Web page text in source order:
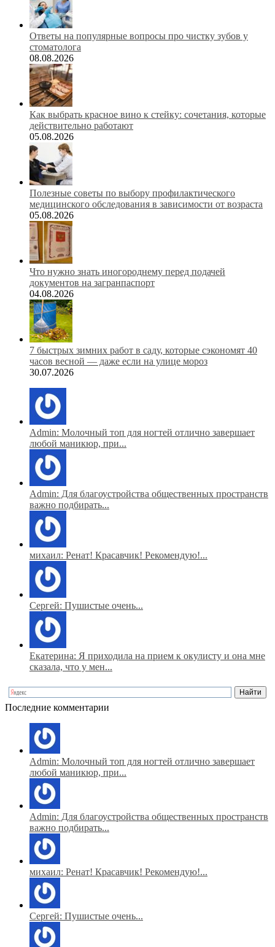
Ответы на популярные вопросы про чистку зубов у
стоматолога
08.08.2026
Как выбрать красное вино к стейку: сочетания, которые
действительно работают
05.08.2026
Полезные советы по выбору профилактического
медицинского обследования в зависимости от возраста
05.08.2026
Что нужно знать иногороднему перед подачей
документов на загранпаспорт
04.08.2026
7 быстрых зимних работ в саду, которые сэкономят 40
часов весной — даже если на улице мороз
30.07.2026
Admin: Молочный топ для ногтей отлично завершает
любой маникюр, при...
Admin: Для благоустройства общественных пространств
важно подбирать...
михаил: Ренат! Красавчик! Рекомендую!...
Сергей: Пушистые очень...
Екатерина: Я приходила на прием к окулисту и она мне
сказала, что у мен...
Последние комментарии
Admin: Молочный топ для ногтей отлично завершает
любой маникюр, при...
Admin: Для благоустройства общественных пространств
важно подбирать...
михаил: Ренат! Красавчик! Рекомендую!...
Сергей: Пушистые очень...